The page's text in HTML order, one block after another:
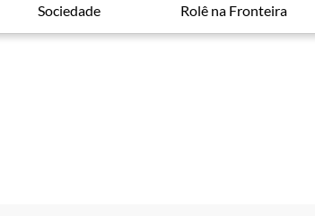
Sociedade Rolê na Fronteira